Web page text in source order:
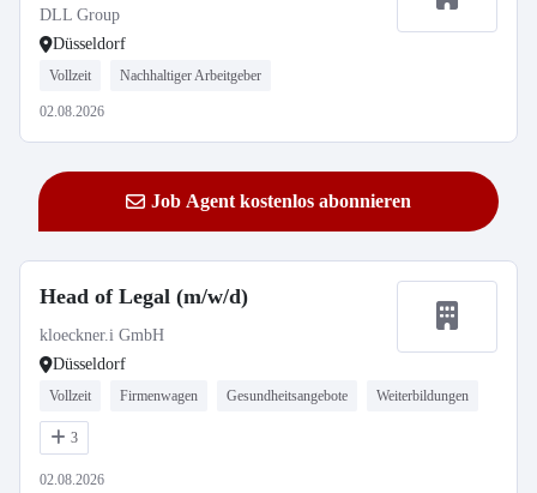
DLL Group
Düsseldorf
Vollzeit Nachhaltiger Arbeitgeber
02.08.2026
Job Agent kostenlos abonnieren
Head of Legal (m/w/d)
kloeckner.i GmbH
Düsseldorf
Vollzeit Firmenwagen Gesundheitsangebote Weiterbildungen
3
02.08.2026